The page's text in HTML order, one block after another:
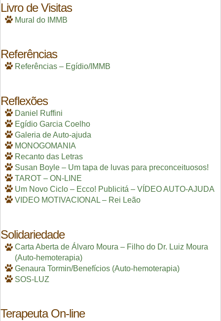
Livro de Visitas
Mural do IMMB
Referências
Referências – Egídio/IMMB
Reflexões
Daniel Ruffini
Egídio Garcia Coelho
Galeria de Auto-ajuda
MONOGOMANIA
Recanto das Letras
Susan Boyle – Um tapa de luvas para preconceituosos!
TAROT – ON-LINE
Um Novo Ciclo – Ecco! Publicitá – VÍDEO AUTO-AJUDA
VIDEO MOTIVACIONAL – Rei Leão
Solidariedade
Carta Aberta de Álvaro Moura – Filho do Dr. Luiz Moura
(Auto-hemoterapia)
Genaura Tormin/Benefícios (Auto-hemoterapia)
SOS-LUZ
Terapeuta On-line